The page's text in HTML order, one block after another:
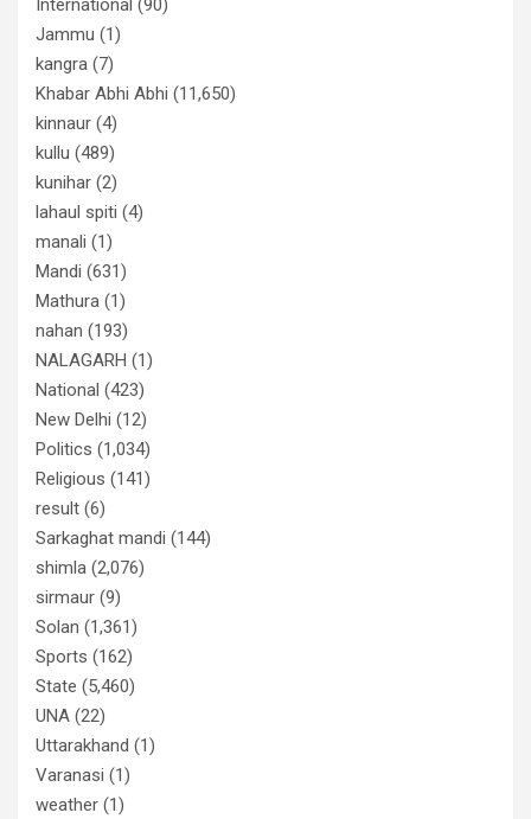
International (90)
Jammu (1)
kangra (7)
Khabar Abhi Abhi (11,650)
kinnaur (4)
kullu (489)
kunihar (2)
lahaul spiti (4)
manali (1)
Mandi (631)
Mathura (1)
nahan (193)
NALAGARH (1)
National (423)
New Delhi (12)
Politics (1,034)
Religious (141)
result (6)
Sarkaghat mandi (144)
shimla (2,076)
sirmaur (9)
Solan (1,361)
Sports (162)
State (5,460)
UNA (22)
Uttarakhand (1)
Varanasi (1)
weather (1)